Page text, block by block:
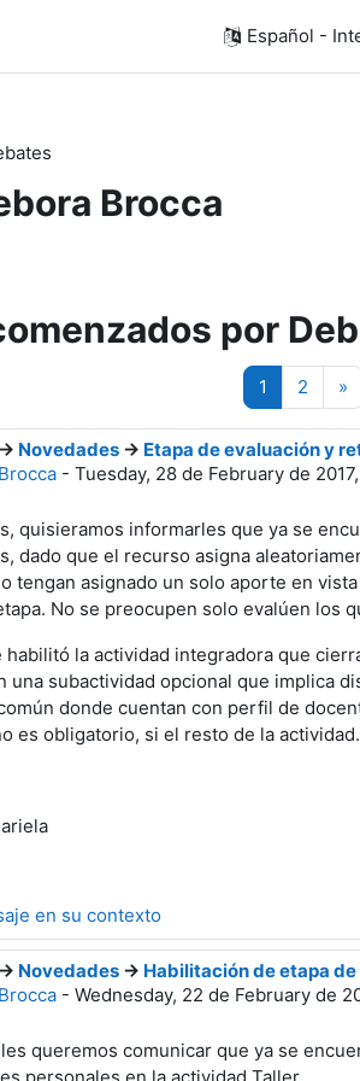
Español -
Brocca
por
1 (actual)
2 »
-> Novedades -> Etapa de evaluación y
- Tuesday, 28 de February de
quisieramos informarles que ya se
dado que el recurso asigna
tengan asignado un solo aporte en
No se preocupen solo evalúen los
habilitó la actividad integradora que
una subactividad opcional que implica
donde cuentan con perfil de
es obligatorio, si el resto de la actividad.
en su contexto
-> Novedades -> Habilitación de etapa
- Wednesday, 22 de February de
queremos comunicar que ya se